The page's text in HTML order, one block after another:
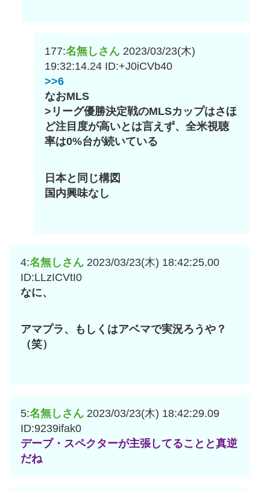
177:名無しさん 2023/03/23(木)
19:32:14.24 ID:+J0iCVb40
>>6
なおMLS
>リーグ優勝決定戦のMLSカップはさほ
ど注目度が高いとは言えず、全米視聴
率は0%台が続いている
日本と同じ構図
国内興味なし
4:名無しさん 2023/03/23(木) 18:42:25.00
ID:LLzICVtI0
なに、
アマプラ、もしくはアベマで実況ろうや？
（笑）
5:名無しさん 2023/03/23(木) 18:42:29.09
ID:9239ifak0
デーブ・スペクターが主張してることと真逆
だね